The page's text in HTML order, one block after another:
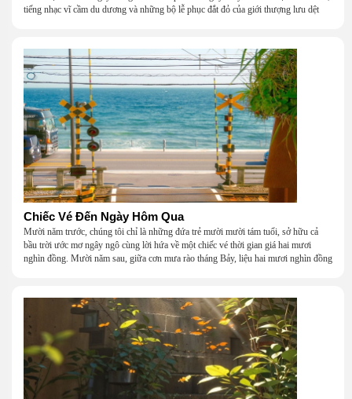
tiếng nhạc vĩ cầm du dương và những bộ lễ phục đắt đỏ của giới thượng lưu dệt
Chiếc Vé Đến Ngày Hôm Qua
Mười năm trước, chúng tôi chỉ là những đứa trẻ mười mười tám tuổi, sở hữu cả
bầu trời ước mơ ngây ngô cùng lời hứa về một chiếc vé thời gian giá hai mươi
nghìn đồng. Mười năm sau, giữa cơn mưa rào tháng Bảy, liệu hai mươi nghìn đồng